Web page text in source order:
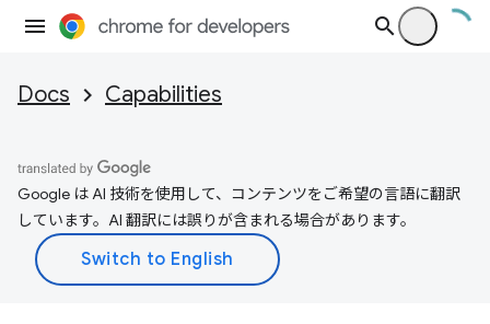
Docs Capabilities
Google は AI 技術を使用して、コンテンツをご希望の言語に翻訳
しています。AI 翻訳には誤りが含まれる場合があります。